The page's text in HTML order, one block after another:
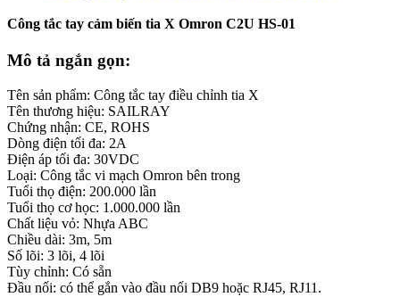
Công tắc tay cảm biến tia X Omron C2U HS-01
Mô tả ngắn gọn:
Tên sản phẩm: Công tắc tay điều chỉnh tia X
Tên thương hiệu: SAILRAY
Chứng nhận: CE, ROHS
Dòng điện tối đa: 2A
Điện áp tối đa: 30VDC
Loại: Công tắc vi mạch Omron bên trong
Tuổi thọ điện: 200.000 lần
Tuổi thọ cơ học: 1.000.000 lần
Chất liệu vỏ: Nhựa ABC
Chiều dài: 3m, 5m
Số lõi: 3 lõi, 4 lõi
Tùy chỉnh: Có sẵn
Đầu nối: có thể gắn vào đầu nối DB9 hoặc RJ45, RJ11.